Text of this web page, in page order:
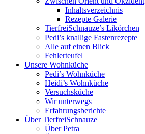
Inhaltsverzeichnis
Rezepte Galerie
TierfreiSchnauze’s Likörchen
Pedi’s knallige Fastenrezepte
Alle auf einen Blick
Fehlerteufel
Unsere Wohnküche
Pedi’s Wohnküche
Heidi’s Wohnküche
Versuchsküche
Wir unterwegs
Erfahrungsberichte
Über TierfreiSchnauze
Über Petra